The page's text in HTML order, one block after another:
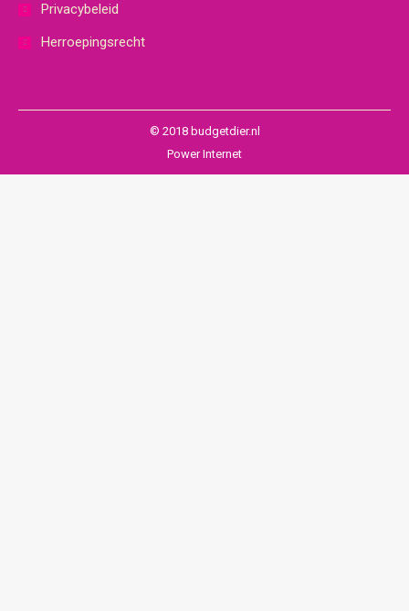
Privacybeleid
Herroepingsrecht
© 2018 budgetdier.nl
Power Internet